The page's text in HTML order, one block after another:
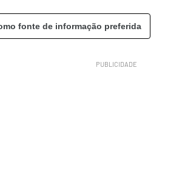
fonte de informação preferida